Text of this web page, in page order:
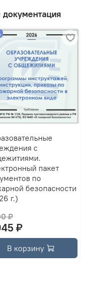
с
пакет
по
безопасности
г.)
₽
₽
В корзину